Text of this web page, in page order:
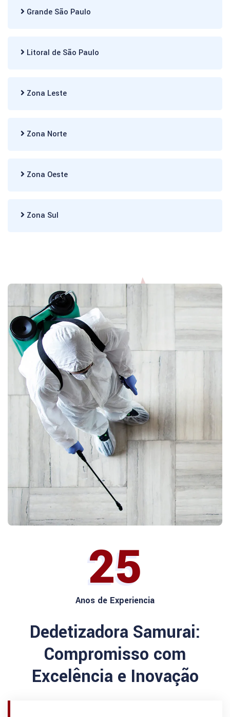
Grande São Paulo
Litoral de São Paulo
Zona Leste
Zona Norte
Zona Oeste
Zona Sul
25
Anos de Experiencia
Dedetizadora Samurai:
Compromisso com
Excelência e Inovação